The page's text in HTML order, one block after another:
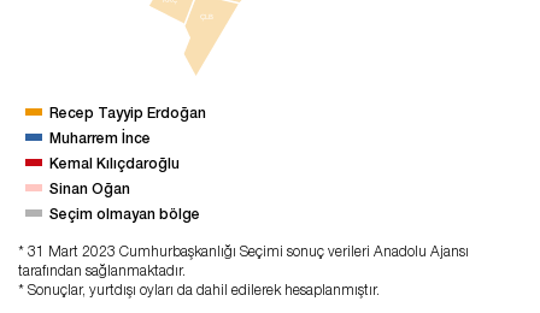
ÇLB
Recep Tayyip Erdoğan
Muharrem İnce
Kemal Kılıçdaroğlu
Sinan Oğan
Seçim olmayan bölge
* 31 Mart 2023 Cumhurbaşkanlığı Seçimi sonuç verileri Anadolu Ajansı
tarafından sağlanmaktadır.
* Sonuçlar, yurtdışı oyları da dahil edilerek hesaplanmıştır.